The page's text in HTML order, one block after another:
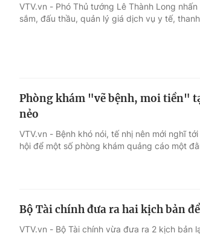
Điện ảnh
Âm nhạc
Sao
Du lịch
Chất
VTV.vn - Phó Thủ tướng Lê Thành Long
sắm, đấu thầu, quản lý giá dịch vụ y tế,
Phòng khám "vẽ bệnh, moi tiền"
nẻo
VTV.vn - Bệnh khó nói, tế nhị nên mới nghĩ
hội để một số phòng khám quảng cáo một
Bộ Tài chính đưa ra hai kịch bản
VTV.vn - Bộ Tài chính vừa đưa ra 2 kịch bản